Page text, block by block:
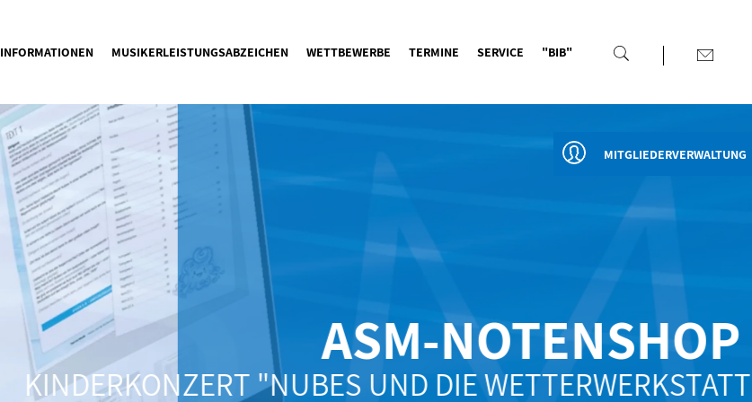
INFORMATIONEN MUSIKERLEISTUNGSABZEICHEN WETTBEWERBE TERMINE SERVICE "BIB"
ASM-NOTENSHOP
KINDERKONZERT "NUBES UND DIE WETTERWERKSTATT"
MITGLIEDERVERWALTUNG